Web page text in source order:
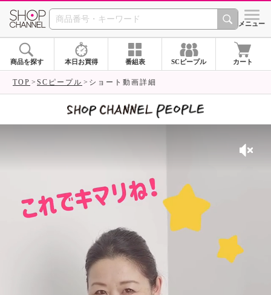
SHOP CHANNEL シメニュー
商品を探す 本日お買得 番組表 SCピープル カート
TOP SCピープル ショート動画詳細